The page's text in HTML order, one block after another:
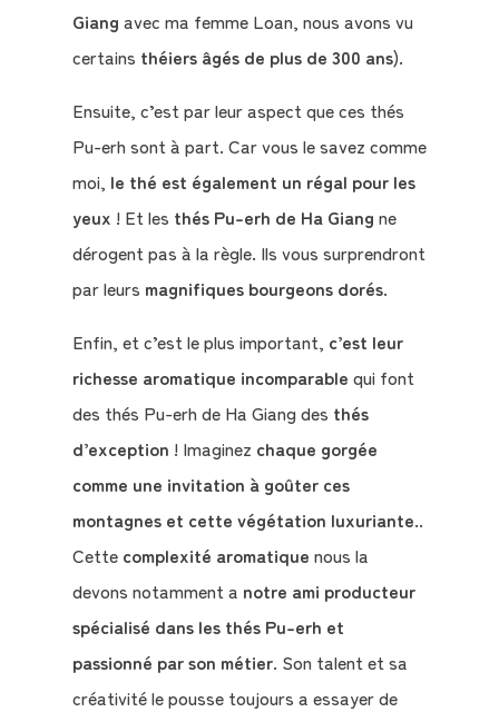
Qui
sommes-
nous
?
Témoignages
E-
books
Giang avec ma femme Loan, nous avons vu
certains théiers âgés de plus de 300 ans).
Ensuite, c’est par leur aspect que ces thés
Pu-erh sont à part. Car vous le savez comme
moi, le thé est également un régal pour les
yeux ! Et les thés Pu-erh de Ha Giang ne
dérogent pas à la règle. Ils vous surprendront
par leurs magnifiques bourgeons dorés.
Enfin, et c’est le plus important, c’est leur
richesse aromatique incomparable qui font
des thés Pu-erh de Ha Giang des thés
d’exception ! Imaginez chaque gorgée
comme une invitation à goûter ces
montagnes et cette végétation luxuriante..
Cette complexité aromatique nous la
devons notamment a notre ami producteur
spécialisé dans les thés Pu-erh et
passionné par son métier. Son talent et sa
créativité le pousse toujours a essayer de